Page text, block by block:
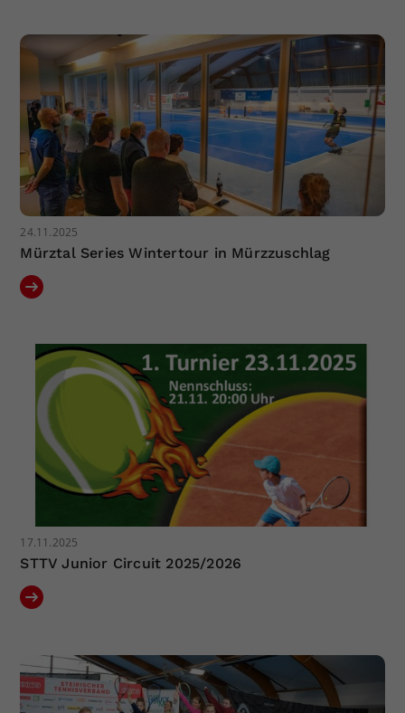
24.11.2025
Mürztal Series Wintertour in Mürzzuschlag
17.11.2025
STTV Junior Circuit 2025/2026
Zweck
Einstellungen. Unter anderem eine
zufällig generierte ID, für die
historische Speicherung Ihrer
vorgenommen Einstellungen, falls der
Webseiten-Betreiber dies eingestellt
hat.